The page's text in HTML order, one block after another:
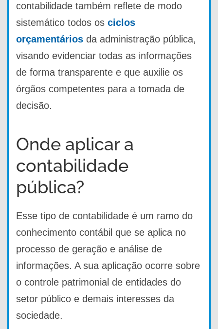
contabilidade também reflete de modo
sistemático todos os ciclos
orçamentários da administração pública,
visando evidenciar todas as informações
de forma transparente e que auxilie os
órgãos competentes para a tomada de
decisão.
Onde aplicar a
contabilidade
pública?
Esse tipo de contabilidade é um ramo do
conhecimento contábil que se aplica no
processo de geração e análise de
informações. A sua aplicação ocorre sobre
o controle patrimonial de entidades do
setor público e demais interesses da
sociedade.